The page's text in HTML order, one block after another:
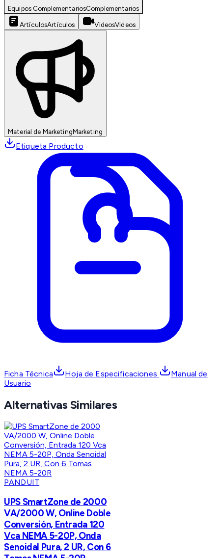
Equipos ComplementariosComplementarios
ArtículosArtículos VideosVideos
Material de MarketingMarketing
Etiqueta Producto
Ficha Técnica Hoja de Especificaciones
Manual de
Usuario
Alternativas Similares
PANDUIT
UPS SmartZone de 2000
VA/2000 W, Online Doble
Conversión, Entrada 120
Vca NEMA 5-20P, Onda
Senoidal Pura, 2 UR, Con 6